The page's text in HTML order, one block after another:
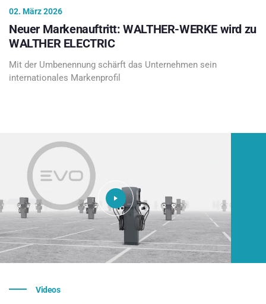
02. März 2026
Neuer Markenauftritt: WALTHER-WERKE wird zu
WALTHER ELECTRIC
Mit der Umbenennung schärft das Unternehmen sein
internationales Markenprofil
Videos